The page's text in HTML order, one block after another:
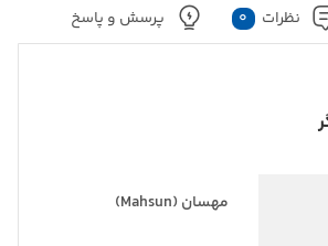
نظرات 0 پرسش و پاسخ
مهسان (Mahsun)